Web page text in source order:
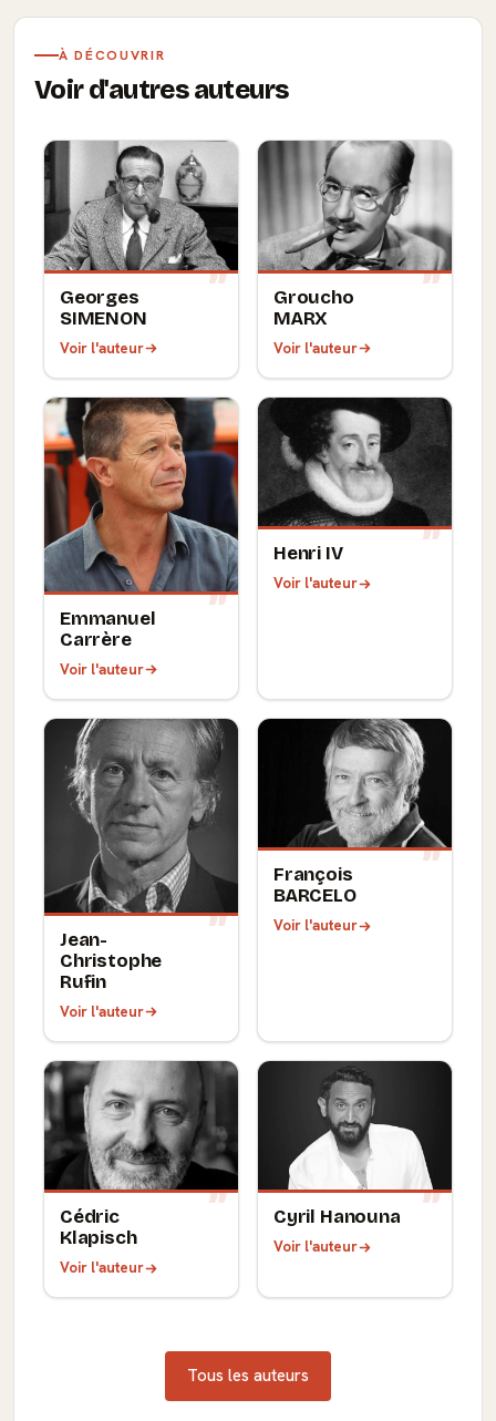
À DÉCOUVRIR
Voir d'autres auteurs
Georges
SIMENON
Voir l'auteur
Groucho
MARX
Voir l'auteur
Emmanuel
Carrère
Voir l'auteur
Henri IV
Voir l'auteur
Jean-
Christophe
Rufin
Voir l'auteur
François
BARCELO
Voir l'auteur
Cédric
Klapisch
Voir l'auteur
Cyril Hanouna
Voir l'auteur
Tous les auteurs